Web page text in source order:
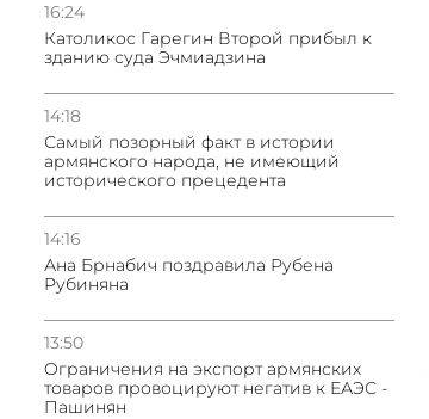
16:24
Католикос Гарегин Второй прибыл к
зданию суда Эчмиадзина
14:18
Самый позорный факт в истории
армянского народа, не имеющий
исторического прецедента
14:16
Ана Брнабич поздравила Рубена
Рубиняна
13:50
Oграничения на экспорт армянских
товаров провоцируют негатив к ЕАЭС -
Пашинян